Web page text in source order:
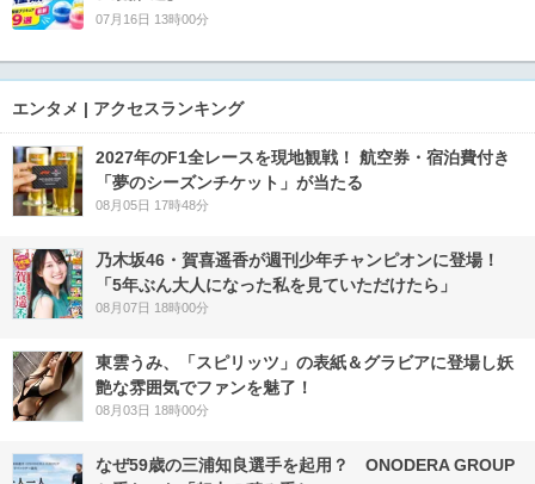
07月16日 13時00分
エンタメ | アクセスランキング
2027年のF1全レースを現地観戦！ 航空券・宿泊費付き
「夢のシーズンチケット」が当たる
08月05日 17時48分
乃木坂46・賀喜遥香が週刊少年チャンピオンに登場！
「5年ぶん大人になった私を見ていただけたら」
08月07日 18時00分
東雲うみ、「スピリッツ」の表紙＆グラビアに登場し妖
艶な雰囲気でファンを魅了！
08月03日 18時00分
なぜ59歳の三浦知良選手を起用？ ONODERA GROUP